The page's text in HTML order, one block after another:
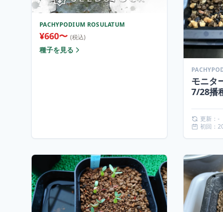
PACHYPODIUM ROSULATUM
¥660〜 (税込)
種子を見る
モニタ
7/28播
更新：-
初回：